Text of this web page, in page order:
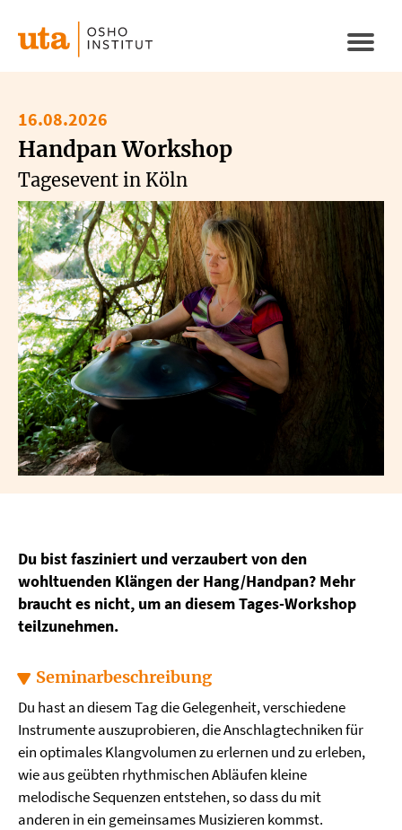
zum
Inhalt
16.08.2026
Handpan Workshop
Tagesevent in Köln
Du bist fasziniert und verzaubert von den
wohltuenden Klängen der Hang/Handpan? Mehr
braucht es nicht, um an diesem Tages-Workshop
teilzunehmen.
Seminarbeschreibung
Du hast an diesem Tag die Gelegenheit, verschiedene
Instrumente auszuprobieren, die Anschlagtechniken für
ein optimales Klangvolumen zu erlernen und zu erleben,
wie aus geübten rhythmischen Abläufen kleine
melodische Sequenzen entstehen, so dass du mit
anderen in ein gemeinsames Musizieren kommst.